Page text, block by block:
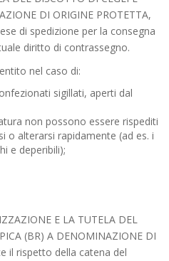
DI ORIGINE PROTETTA,
di spedizione per la consegna
diritto di contrassegno.
nel caso di:
sigillati, aperti dal
non possono essere rispediti
o alterarsi rapidamente (ad es. i
e deperibili);
E LA TUTELA DEL
(BR) A DENOMINAZIONE DI
il rispetto della catena del